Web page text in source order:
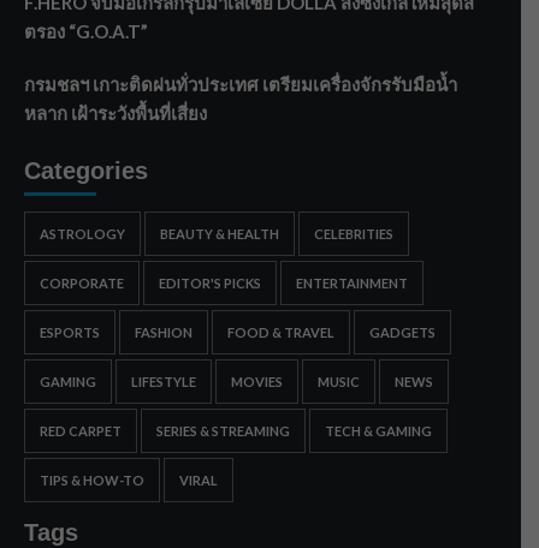
ตรอง “G.O.A.T”
กรมชลฯ เกาะติดฝนทั่วประเทศ เตรียมเครื่องจักรรับมือน้ำ
หลาก เฝ้าระวังพื้นที่เสี่ยง
Categories
ASTROLOGY BEAUTY & HEALTH CELEBRITIES
CORPORATE EDITOR'S PICKS ENTERTAINMENT
ESPORTS FASHION FOOD & TRAVEL GADGETS
GAMING LIFESTYLE MOVIES MUSIC NEWS
RED CARPET SERIES & STREAMING TECH & GAMING
TIPS & HOW-TO VIRAL
Tags